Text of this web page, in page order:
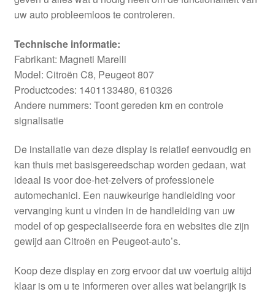
uw auto probleemloos te controleren.
Technische informatie:
Fabrikant: Magneti Marelli
Model: Citroën C8, Peugeot 807
Productcodes: 1401133480, 610326
Andere nummers: Toont gereden km en controle
signalisatie
De installatie van deze display is relatief eenvoudig en
kan thuis met basisgereedschap worden gedaan, wat
ideaal is voor doe-het-zelvers of professionele
automechanici. Een nauwkeurige handleiding voor
vervanging kunt u vinden in de handleiding van uw
model of op gespecialiseerde fora en websites die zijn
gewijd aan Citroën en Peugeot-auto’s.
Koop deze display en zorg ervoor dat uw voertuig altijd
klaar is om u te informeren over alles wat belangrijk is